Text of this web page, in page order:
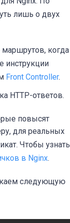
лишь о двух
маршрутов, когда
инструкции
Front Controller.
HTTP-ответов.
повысят
для реальных
Чтобы узнать
в Nginx.
следующую